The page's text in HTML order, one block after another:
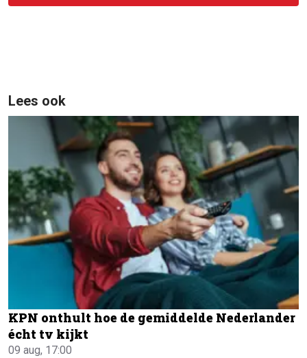
Lees ook
KPN onthult hoe de gemiddelde Nederlander
écht tv kijkt
09 aug, 17:00